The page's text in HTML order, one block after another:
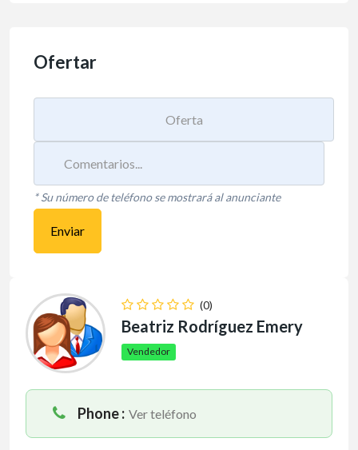
Ofertar
* Su número de teléfono se mostrará al anunciante
Enviar
(0)
Beatriz Rodríguez Emery
Vendedor
Phone : Ver teléfono